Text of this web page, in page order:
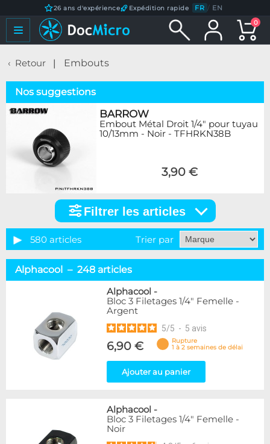
26 ans d'expérience Expédition rapide FR / EN
0
Retour Embouts
Nos suggestions
BARROW
Embout Métal Droit 1/4" pour tuyau
10/13mm - Noir - TFHRKN38B
3,90 €
articles
Catégorie
Embouts tuyaux souples
Embouts tubes rigides
110
18
Adaptateurs
338
Marque
Alphacool
52
55
10
142
KooLance
Filtrer les articles
580 articles Trier par
Alphacool – 248 articles
Alphacool -
Bloc 3 Filetages 1/4" Femelle -
Argent
5/5 - 5 avis
6,90 €
Rupture
1 à 2 semaines de délai
Ajouter au panier
Alphacool -
Bloc 3 Filetages 1/4" Femelle -
Noir